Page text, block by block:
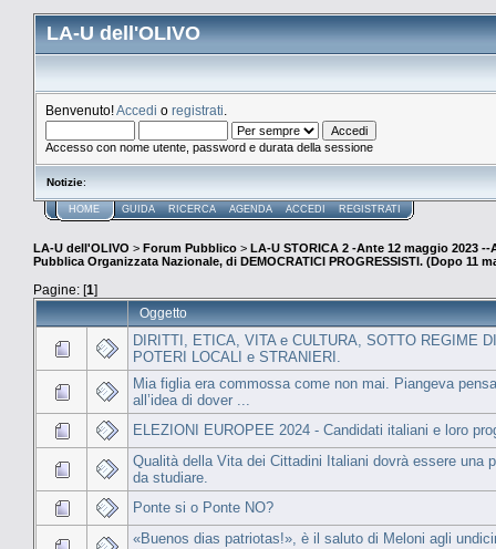
LA-U dell'OLIVO
Benvenuto!Accedi o registrati
Accesso con nome utente, password e durata della sessione
Notizie:
HOME GUIDA RICERCA AGENDA ACCEDI REGISTRATI
LA-U dell'OLIVO > Forum Pubblico > LA-U STORICA 2 -Ante 12 maggio 2023 --
Pubblica Organizzata Nazionale, di DEMOCRATICI PROGRESSISTI. (Dopo 11
Pagine: [1]
Oggetto
DIRITTI, ETICA, VITA e CULTURA, SOTTO REGIME DI
POTERI LOCALI e STRANIERI.
Mia figlia era commossa come non mai. Piangeva
all’idea di dover ...
ELEZIONI EUROPEE 2024 - Candidati italiani e loro
Qualità della Vita dei Cittadini Italiani dovrà essere una
da studiare.
Ponte si o Ponte NO?
«Buenos dias patriotas!», è il saluto di Meloni agli